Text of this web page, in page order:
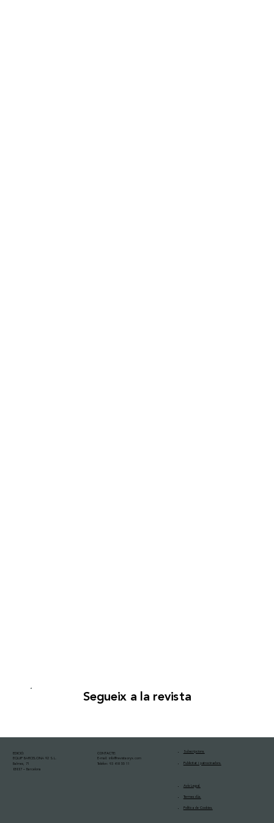
Segueix a la revista
EDICIÓ:
EQUIP BARCELONA 92 S.L.
Balmes, 71
08007 – Barcelona
CONTACTE:
E-mail:
info@revistaoryx.com
Telèfon: 93 418 55 11
Subscripcions.
Publicitat i patrocinadors.
Avís Legal.
Política de Cookies.
Termes dús.